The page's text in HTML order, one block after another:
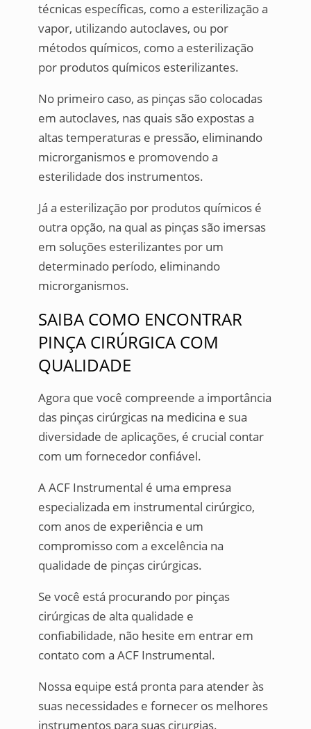
técnicas específicas, como a esterilização a
vapor, utilizando autoclaves, ou por
métodos químicos, como a esterilização
por produtos químicos esterilizantes.
No primeiro caso, as pinças são colocadas
em autoclaves, nas quais são expostas a
altas temperaturas e pressão, eliminando
microrganismos e promovendo a
esterilidade dos instrumentos.
Já a esterilização por produtos químicos é
outra opção, na qual as pinças são imersas
em soluções esterilizantes por um
determinado período, eliminando
microrganismos.
SAIBA COMO ENCONTRAR
PINÇA CIRÚRGICA COM
QUALIDADE
Agora que você compreende a importância
das pinças cirúrgicas na medicina e sua
diversidade de aplicações, é crucial contar
com um fornecedor confiável.
A ACF Instrumental é uma empresa
especializada em instrumental cirúrgico,
com anos de experiência e um
compromisso com a excelência na
qualidade de pinças cirúrgicas.
Se você está procurando por pinças
cirúrgicas de alta qualidade e
confiabilidade, não hesite em entrar em
contato com a ACF Instrumental.
Nossa equipe está pronta para atender às
suas necessidades e fornecer os melhores
instrumentos para suas cirurgias.